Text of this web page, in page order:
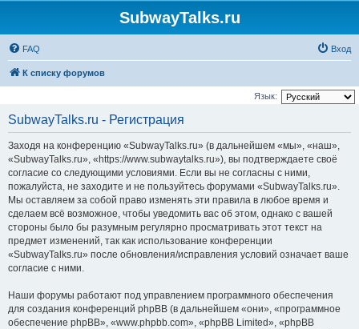
SubwayTalks.ru
FAQ Вход
К списку форумов
Язык:
SubwayTalks.ru - Регистрация
Заходя на конференцию «SubwayTalks.ru» (в дальнейшем «мы», «наш»,
«SubwayTalks.ru», «https://www.subwaytalks.ru»), вы подтверждаете своё
согласие со следующими условиями. Если вы не согласны с ними,
пожалуйста, не заходите и не пользуйтесь форумами «SubwayTalks.ru».
Мы оставляем за собой право изменять эти правила в любое время и
сделаем всё возможное, чтобы уведомить вас об этом, однако с вашей
стороны было бы разумным регулярно просматривать этот текст на
предмет изменений, так как использование конференции
«SubwayTalks.ru» после обновления/исправления условий означает ваше
согласие с ними.
Наши форумы работают под управлением программного обеспечения
для создания конференций phpBB (в дальнейшем «они», «программное
обеспечение phpBB», «www.phpbb.com», «phpBB Limited», «phpBB